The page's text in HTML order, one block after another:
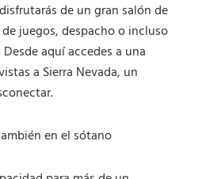
de un gran salón de
juegos, despacho o incluso
aquí accedes a una
a Sierra Nevada, un
en el sótano